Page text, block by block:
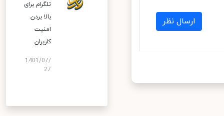
ارسال نظر
تلگرام برای
بالا بردن
امنیت
کاربران
1401/07/
27